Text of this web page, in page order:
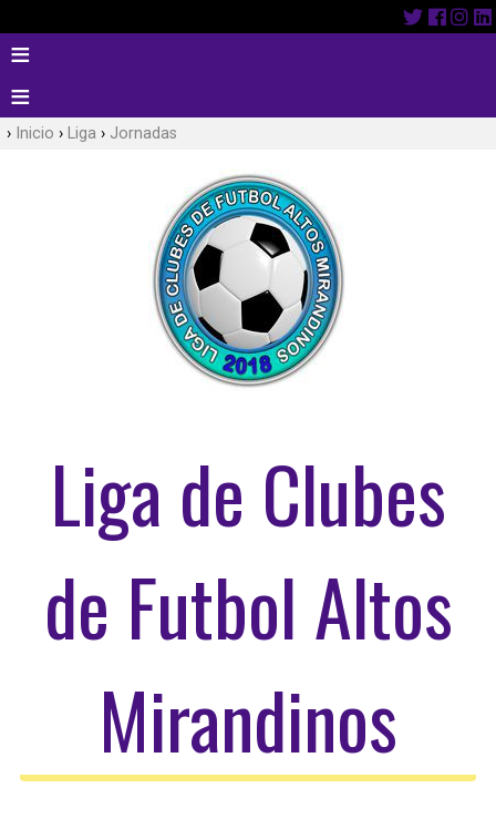
Inicio Liga Jornadas
Liga de Clubes
de Futbol Altos
Mirandinos